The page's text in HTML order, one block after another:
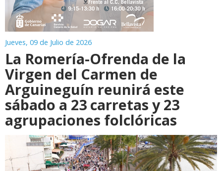
Jueves, 09 de Julio de 2026
La Romería-Ofrenda de la
Virgen del Carmen de
Arguineguín reunirá este
sábado a 23 carretas y 23
agrupaciones folclóricas